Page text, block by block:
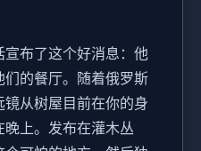
布了这个好消息：他
的餐厅。随着俄罗斯
从树屋目前在你的身
上。发布在灌木丛